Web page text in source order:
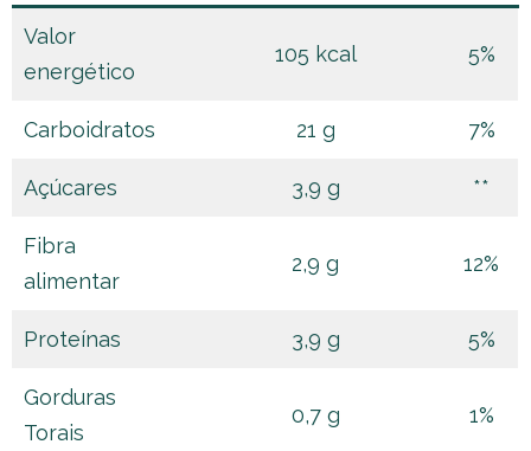
Valor
energético
105 kcal 5%
Carboidratos 21 g 7%
Açúcares 3,9 g **
Fibra
alimentar
2,9 g 12%
Proteínas 3,9 g 5%
Gorduras
Torais
0,7 g 1%